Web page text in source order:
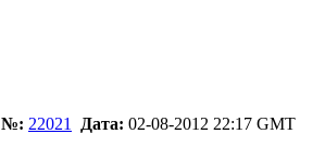
№: 22021 Дата: 02-08-2012 22:17 GMT